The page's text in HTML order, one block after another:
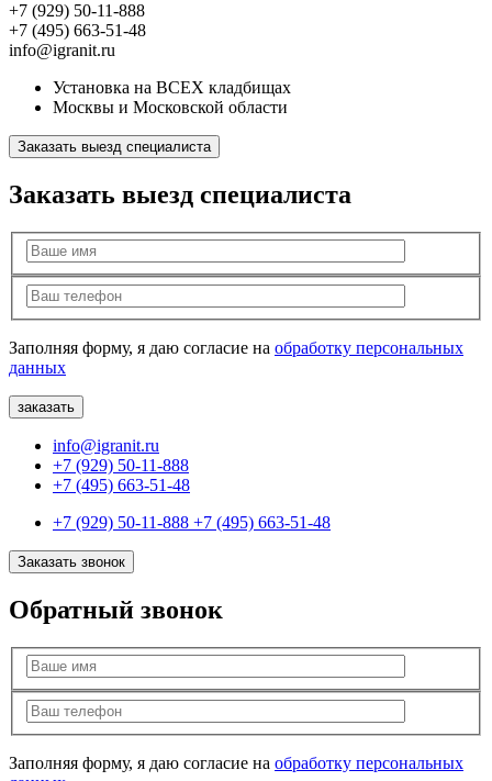
+7 (929) 50-11-888
+7 (495) 663-51-48
info@igranit.ru
Установка на ВСЕХ кладбищах
Москвы и Московской области
Заказать выезд специалиста
Заказать выезд специалиста
Заполняя форму, я даю согласие на обработку персональных
данных
info@igranit.ru
+7 (929) 50-11-888
+7 (495) 663-51-48
+7 (929) 50-11-888 +7 (495) 663-51-48
Заказать звонок
Обратный звонок
Заполняя форму, я даю согласие на обработку персональных